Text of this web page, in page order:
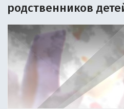
родственников